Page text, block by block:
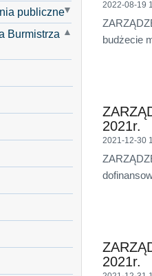
publiczne
Burmistrza
2022-08-19
budżecie
2021r.
2021-12-30
2021r.